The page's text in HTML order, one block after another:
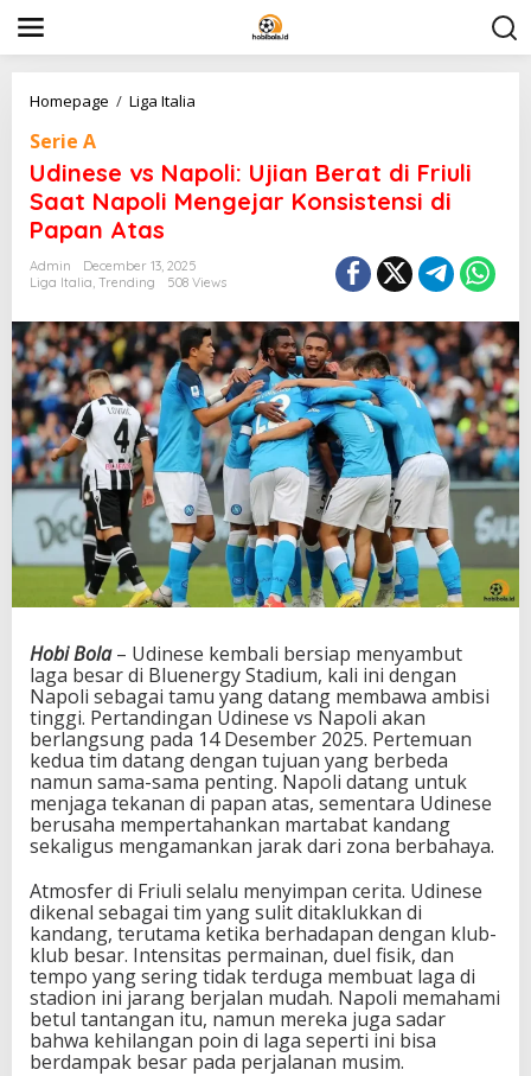
i
Homepage / Liga Italia
n
e
s
s
N
p
o
l
i
:
U
j
a
n
B
e
a
d
i
F
r
u
l
i
S
a
t
N
a
p
o
l
i
M
e
Serie A
Udinese vs Napoli: Ujian Berat di Friuli
Saat Napoli Mengejar Konsistensi di
Papan Atas
Admin
December 13, 2025
Liga Italia, Trending 508 Views
Hobi Bola– Udinese kembali bersiap menyambut
laga besar di Bluenergy Stadium, kali ini dengan
Napoli sebagai tamu yang datang membawa ambisi
tinggi. Pertandingan Udinese vs Napoli akan
berlangsung pada 14 Desember 2025. Pertemuan
kedua tim datang dengan tujuan yang berbeda
namun sama-sama penting. Napoli datang untuk
menjaga tekanan di papan atas, sementara Udinese
berusaha mempertahankan martabat kandang
sekaligus mengamankan jarak dari zona berbahaya.
Atmosfer di Friuli selalu menyimpan cerita. Udinese
dikenal sebagai tim yang sulit ditaklukkan di
kandang, terutama ketika berhadapan dengan klub-
klub besar. Intensitas permainan, duel fisik, dan
tempo yang sering tidak terduga membuat laga di
stadion ini jarang berjalan mudah. Napoli memahami
betul tantangan itu, namun mereka juga sadar
bahwa kehilangan poin di laga seperti ini bisa
berdampak besar pada perjalanan musim.